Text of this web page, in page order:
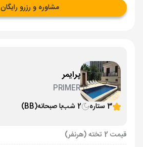
مشاوره و رزرو رایگان
پرایمر
PRIMER
3 ستاره
2 شب با صبحانه(BB)
قیمت 2 تخته (هرنفر)